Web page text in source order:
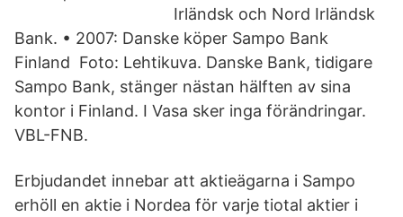
Irländsk och Nord Irländsk
Bank. • 2007: Danske köper Sampo Bank
Finland Foto: Lehtikuva. Danske Bank, tidigare
Sampo Bank, stänger nästan hälften av sina
kontor i Finland. I Vasa sker inga förändringar.
VBL-FNB.
Erbjudandet innebar att aktieägarna i Sampo
erhöll en aktie i Nordea för varje tiotal aktier i